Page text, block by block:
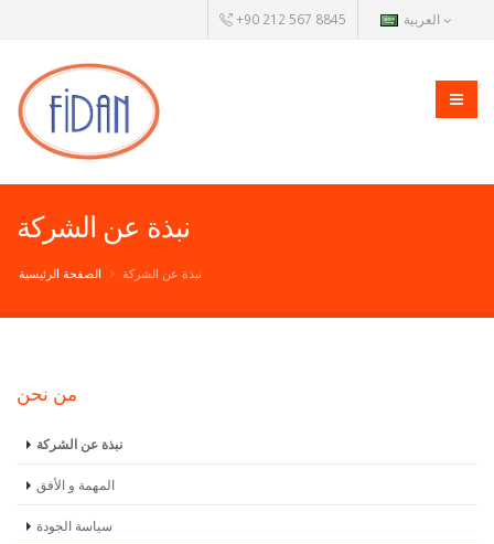
+90 212 567 8845
نبذة عن الشركة
الصفحة الرئيسية نبذة عن الشركة
من نحن
نبذة عن الشركة
المهمة و الأفق
سياسة الجودة